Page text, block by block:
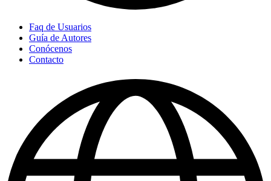
Faq de Usuarios
Guía de Autores
Conócenos
Contacto